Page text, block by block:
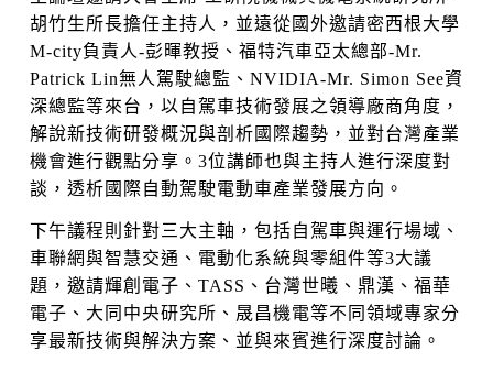
胡竹生所長擔任主持人，並遠從國外邀請密西根大學
M-city負責人-彭暉教授、福特汽車亞太總部-Mr.
Patrick Lin無人駕駛總監、NVIDIA-Mr. Simon See資
深總監等來台，以自駕車技術發展之領導廠商角度，
解說新技術研發概況與剖析國際趨勢，並對台灣產業
機會進行觀點分享。3位講師也與主持人進行深度對
談，透析國際自動駕駛電動車產業發展方向。
下午議程則針對三大主軸，包括自駕車與運行場域、
車聯網與智慧交通、電動化系統與零組件等3大議
題，邀請輝創電子、TASS、台灣世曦、鼎漢、福華
電子、大同中央研究所、晟昌機電等不同領域專家分
享最新技術與解決方案、並與來賓進行深度討論。